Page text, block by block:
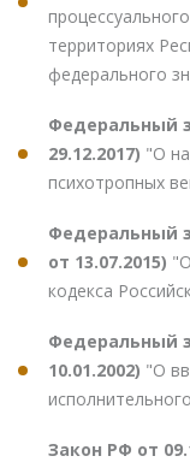
территориях
федерального
Федеральный
29.12.2017) "О
психотропных
Федеральный
от 13.07.2015)
кодекса
Федеральный
10.01.2002) "О
Закон РФ от